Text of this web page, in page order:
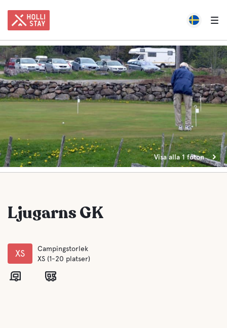
Visa alla 1 foton
Ljugarns GK
XS
Campingstorlek
XS (1-20 platser)